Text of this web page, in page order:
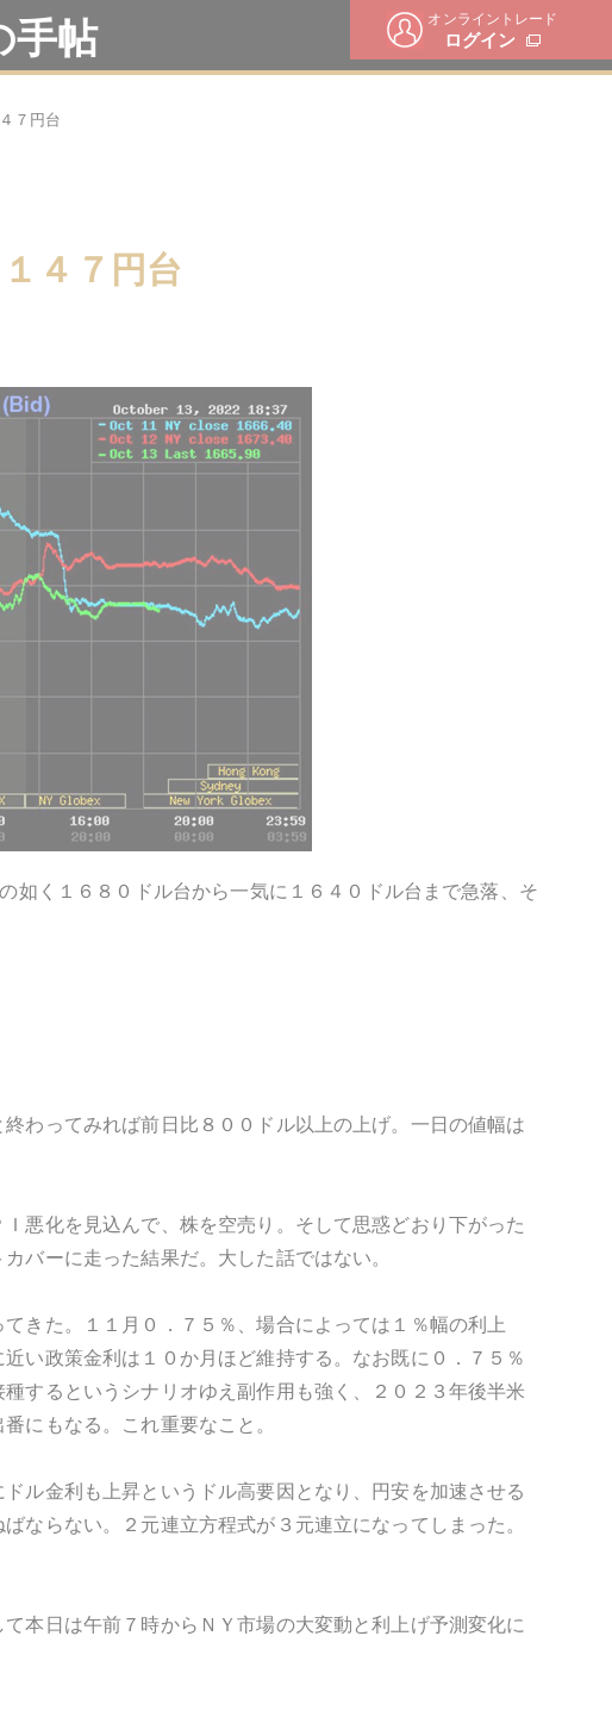
オンライントレード
ログイン
手帖
７円台
４７円台
如く１６８０ドル台から一気に１６４０ドル台まで急落、そ
わってみれば前日比８００ドル以上の上げ。一日の値幅は
悪化を見込んで、株を空売り。そして思惑どおり下がった
バーに走った結果だ。大した話ではない。
きた。１１月０．７５％、場合によっては１％幅の利上
い政策金利は１０か月ほど維持する。なお既に０．７５％
するというシナリオゆえ副作用も強く、２０２３年後半米
にもなる。これ重要なこと。
ル金利も上昇というドル高要因となり、円安を加速させる
ならない。２元連立方程式が３元連立になってしまった。
本日は午前７時からＮＹ市場の大変動と利上げ予測変化に